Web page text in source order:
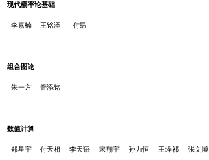
现代概率论基础
李嘉楠 王铭泽 付昂
组合图论
朱一方 管添铭
数值计算
郑星宇 付天相 李天语 宋翔宇 孙力恒 王绎祁 张文博